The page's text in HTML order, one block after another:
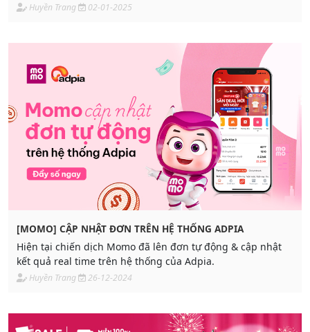
Huyền Trang 02-01-2025
[MOMO] CẬP NHẬT ĐƠN TRÊN HỆ THỐNG ADPIA
Hiện tại chiến dịch Momo đã lên đơn tự động & cập nhật
kết quả real time trên hệ thống của Adpia.
Huyền Trang 26-12-2024